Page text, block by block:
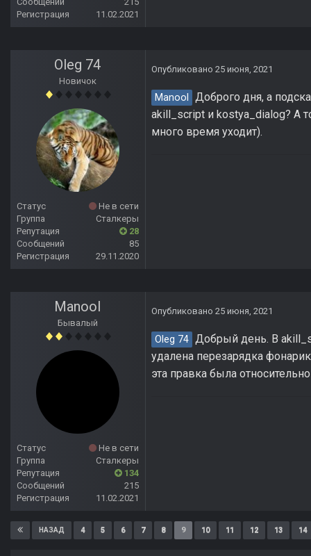
Регистрация
11.02.2021
Oleg 74
Новичок
Статус
Не в сети
Группа
Сталкеры
Репутация
28
Сообщений
85
Регистрация
29.11.2020
Опубликовано 25 июня, 2021
Manool
Доброго дня, а
akill_script и kostya_dialog? А
много время уходит).
Manool
Бывалый
Статус
Не в сети
Группа
Сталкеры
Репутация
134
Сообщений
215
Регистрация
11.02.2021
Опубликовано 25 июня, 2021
Oleg 74 Добрый день. В
удалена перезарядка
эта правка была
НАЗАД 4 5 6 7 8 9 10 11 12 13 14